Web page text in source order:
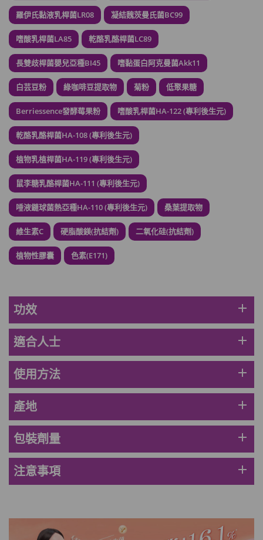
男補精力丸5:1 (到期日2028年1月)
此商品最多可加購1件
HKD$169
HKD$449
理膚泉 無香大哥大防曬 50ml (2027年4
月)
此商品最多可加購1件
HKD$88
HKD$145
Round Lab 白樺樹水份防曬霜 50ml
(到期日2027年2月)
此商品最多可加購1件
HKD$85
HKD$145
加入購物車
羅伊氏黏液乳桿菌LR08 凝結魏茨曼氏菌BC99
嗜酸乳桿菌LA85 乾酪乳酪桿菌LC89
長雙歧桿菌嬰兒亞種BI45 嗜黏蛋白阿克曼菌Akk11
白芸豆粉 綠咖啡豆提取物 菊粉 低聚果糖
Berriessence發酵莓果粉 嗜酸乳桿菌HA-122 (專利後生元)
乾酪乳酪桿菌HA-108 (專利後生元)
植物乳植桿菌HA-119 (專利後生元)
鼠李糖乳酪桿菌HA-111 (專利後生元)
唾液鏈球菌熱亞種HA-110 (專利後生元) 桑葉提取物
維生素C 硬脂酸鎂(抗結劑) 二氧化硅(抗結劑)
植物性膠囊 色素(E171)
功效 add
適合人士 add
使用方法 add
產地 add
包裝劑量 add
注意事項 add